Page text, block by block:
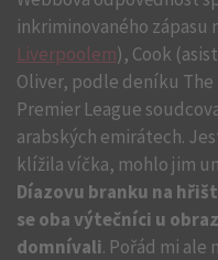
inkriminovaného zápasu
Liverpoolem), Cook
Oliver, podle deníku
Premier League
arabských emirátech.
klížila víčka, mohlo jim
Díazovu branku na
se oba výtečníci u
domnívali. Pořád mi ale